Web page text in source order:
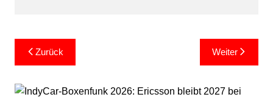
Beitragsnavigation
Zurück Weiter